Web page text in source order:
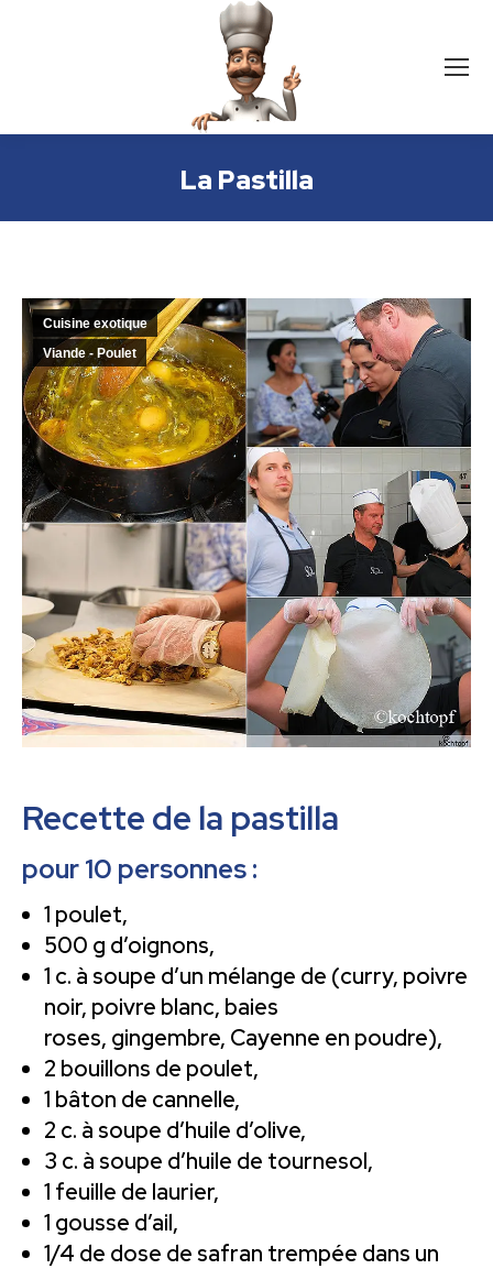
La Pastilla
Cuisine exotique
Viande - Poulet
Recette de la pastilla
pour 10 personnes :
1 poulet,
500 g d’oignons,
1 c. à soupe d’un mélange de (curry, poivre
noir, poivre blanc, baies
roses, gingembre, Cayenne en poudre),
2 bouillons de poulet,
1 bâton de cannelle,
2 c. à soupe d’huile d’olive,
3 c. à soupe d’huile de tournesol,
1 feuille de laurier,
1 gousse d’ail,
1/4 de dose de safran trempée dans un